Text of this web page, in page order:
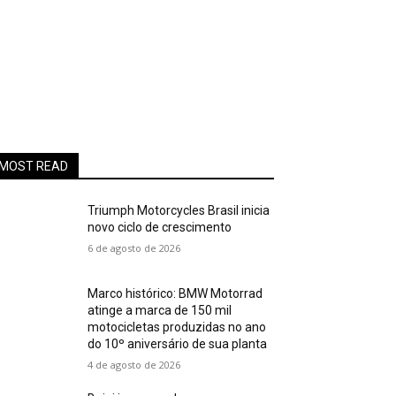
MOST READ
Triumph Motorcycles Brasil inicia
novo ciclo de crescimento
6 de agosto de 2026
Marco histórico: BMW Motorrad
atinge a marca de 150 mil
motocicletas produzidas no ano
do 10º aniversário de sua planta
4 de agosto de 2026